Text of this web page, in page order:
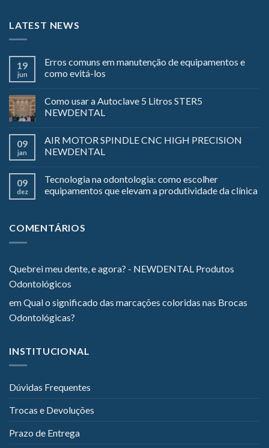
LATEST NEWS
19
jun
Erros comuns em manutenção de equipamentos e
como evitá-los
Como usar a Autoclave 5 Litros STER5
NEWDENTAL
09
jan
AIR MOTOR SPINDLE CNC HIGH PRECISION
NEWDENTAL
09
dez
Tecnologia na odontologia: como escolher
equipamentos que elevam a produtividade da clínica
COMENTÁRIOS
Quebrei meu dente, e agora? - NEWDENTAL Produtos
Odontológicos
emQual o significado das marcações coloridas nas Brocas
Odontológicas?
INSTITUCIONAL
Dúvidas Frequentes
Trocas e Devoluções
Prazo de Entrega